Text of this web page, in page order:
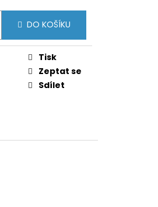
DO KOŠÍKU
Tisk
Zeptat se
Sdílet